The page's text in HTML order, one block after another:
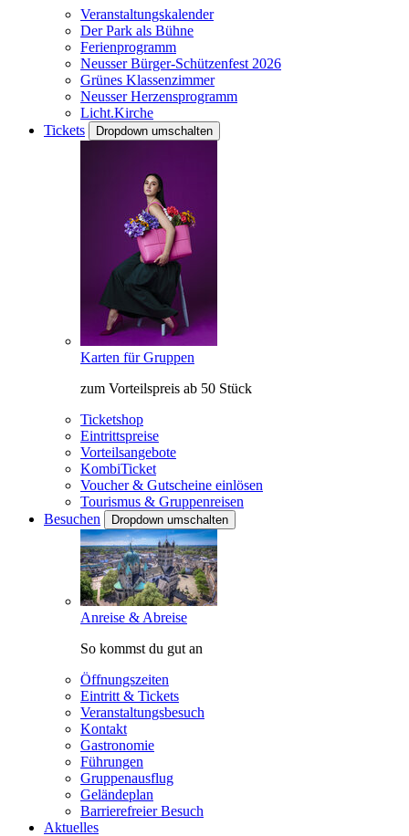
Veranstaltungskalender
Der Park als Bühne
Ferienprogramm
Neusser Bürger-Schützenfest 2026
Grünes Klassenzimmer
Neusser Herzensprogramm
Licht.Kirche
Tickets
Dropdown umschalten
Karten für Gruppen
zum Vorteilspreis ab 50 Stück
Ticketshop
Eintrittspreise
Vorteilsangebote
KombiTicket
Voucher & Gutscheine einlösen
Tourismus & Gruppenreisen
Besuchen
Dropdown umschalten
Anreise & Abreise
So kommst du gut an
Öffnungszeiten
Eintritt & Tickets
Veranstaltungsbesuch
Kontakt
Gastronomie
Führungen
Gruppenausflug
Geländeplan
Barrierefreier Besuch
Aktuelles